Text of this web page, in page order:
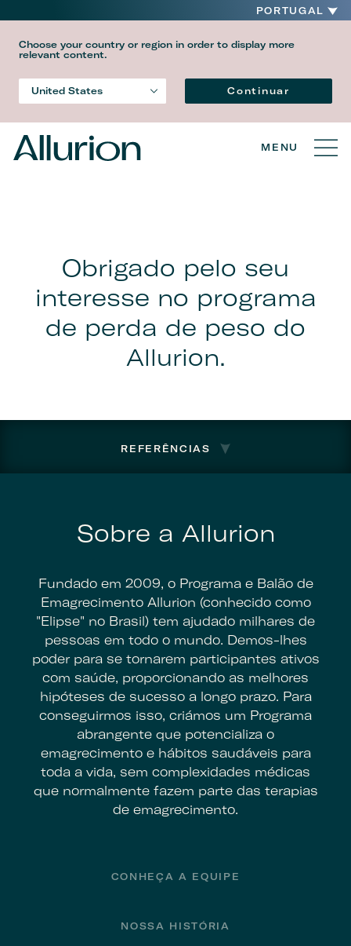
PORTUGAL
Choose your country or region in order to display more
relevant content.
United States Continuar
MENU
Obrigado pelo seu
interesse no programa
de perda de peso do
Allurion.
REFERÊNCIAS
Sobre a Allurion
Fundado em 2009, o Programa e Balão de
Emagrecimento Allurion (conhecido como
"Elipse" no Brasil) tem ajudado milhares de
pessoas em todo o mundo. Demos-lhes
poder para se tornarem participantes ativos
com saúde, proporcionando as melhores
hipóteses de sucesso a longo prazo. Para
conseguirmos isso, criámos um Programa
abrangente que potencializa o
emagrecimento e hábitos saudáveis para
toda a vida, sem complexidades médicas
que normalmente fazem parte das terapias
de emagrecimento.
FooterCONHEÇA A EQUIPE
NOSSA HISTÓRIA